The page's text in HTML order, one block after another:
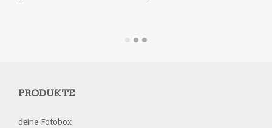
PRODUKTE
deine Fotobox